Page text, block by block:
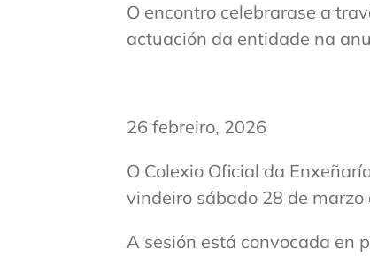
O encontro celebrarase a
actuación da entidade na
26 febreiro, 2026
O Colexio Oficial da
vindeiro sábado 28 de marzo
A sesión está convocada en